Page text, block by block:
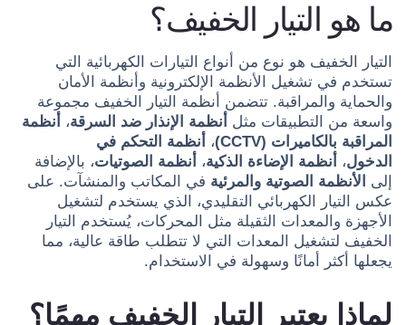
ما هو التيار الخفيف؟
التيار الخفيف هو نوع من أنواع التيارات الكهربائية التي
تستخدم في تشغيل الأنظمة الإلكترونية وأنظمة الأمان
والحماية والمراقبة. تتضمن أنظمة التيار الخفيف مجموعة
واسعة من التطبيقات مثل
أنظمة الإنذار ضد السرقة،
أنظمة
المراقبة بالكاميرات (CCTV)
،
أنظمة التحكم في
الدخول، أنظمة الإضاءة الذكية، أنظمة الصوتيات، بالإضافة
إلى
الأنظمة الصوتية والمرئية في المكاتب والمنشآت. على
عكس التيار الكهربائي التقليدي، الذي يستخدم لتشغيل
الأجهزة والمعدات الثقيلة مثل المحركات، يُستخدم التيار
الخفيف لتشغيل المعدات التي لا تتطلب طاقة عالية، مما
يجعلها أكثر أمانًا وسهولة في الاستخدام.
لماذا يعتبر التيار الخفيف مهمًا؟